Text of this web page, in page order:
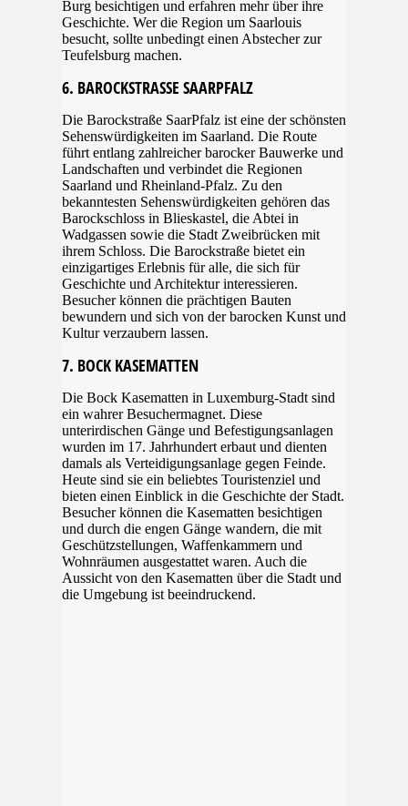
Burg besichtigen und erfahren mehr über ihre
Geschichte. Wer die Region um Saarlouis
besucht, sollte unbedingt einen Abstecher zur
Teufelsburg machen.
6. BAROCKSTRASSE SAARPFALZ
Die Barockstraße SaarPfalz ist eine der schönsten
Sehenswürdigkeiten im Saarland. Die Route
führt entlang zahlreicher barocker Bauwerke und
Landschaften und verbindet die Regionen
Saarland und Rheinland-Pfalz. Zu den
bekanntesten Sehenswürdigkeiten gehören das
Barockschloss in Blieskastel, die Abtei in
Wadgassen sowie die Stadt Zweibrücken mit
ihrem Schloss. Die Barockstraße bietet ein
einzigartiges Erlebnis für alle, die sich für
Geschichte und Architektur interessieren.
Besucher können die prächtigen Bauten
bewundern und sich von der barocken Kunst und
Kultur verzaubern lassen.
7. BOCK KASEMATTEN
Die Bock Kasematten in Luxemburg-Stadt sind
ein wahrer Besuchermagnet. Diese
unterirdischen Gänge und Befestigungsanlagen
wurden im 17. Jahrhundert erbaut und dienten
damals als Verteidigungsanlage gegen Feinde.
Heute sind sie ein beliebtes Touristenziel und
bieten einen Einblick in die Geschichte der Stadt.
Besucher können die Kasematten besichtigen
und durch die engen Gänge wandern, die mit
Geschützstellungen, Waffenkammern und
Wohnräumen ausgestattet waren. Auch die
Aussicht von den Kasematten über die Stadt und
die Umgebung ist beeindruckend.